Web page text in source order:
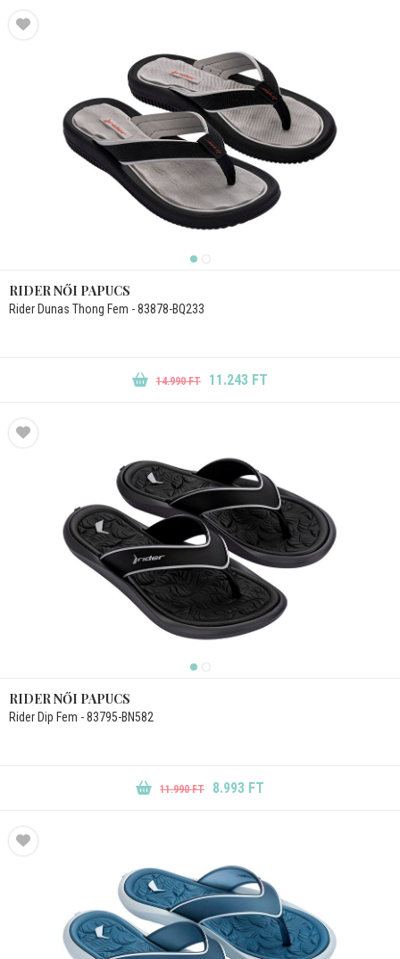
RIDER NŐI PAPUCS
Rider Dunas Thong Fem - 83878-BQ233
14.990 FT 11.243 FT
RIDER NŐI PAPUCS
Rider Dip Fem - 83795-BN582
11.990 FT 8.993 FT